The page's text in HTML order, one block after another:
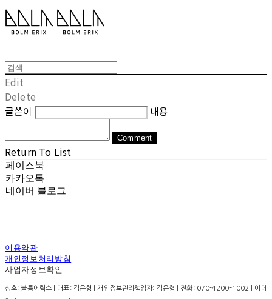
Edit
Delete
글쓴이
내용
Comment
Return To List
페이스북
카카오톡
네이버 블로그
이용약관
개인정보처리방침
사업자정보확인
상호: 볼름에릭스 | 대표: 김은형 | 개인정보관리책임자: 김은형 | 전화: 070-4200-1002 | 이메